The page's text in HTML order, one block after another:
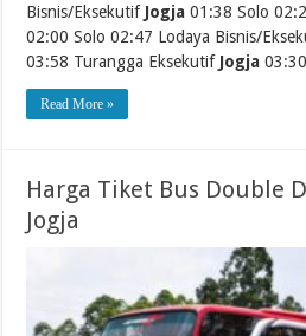
Bisnis/Eksekutif Jogja 01:38 Solo
02:00 Solo 02:47 Lodaya Bisnis/
03:58 Turangga Eksekutif Jogja
Read More »
Harga Tiket Bus Double
Jogja